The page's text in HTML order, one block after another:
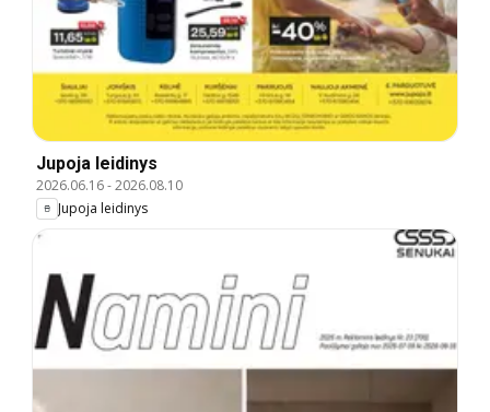
Jupoja leidinys
2026.06.16-2026.08.10
Jupoja leidinys